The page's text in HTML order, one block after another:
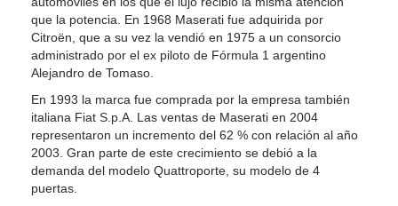
que la potencia. En 1968 Maserati fue adquirida por
Citroën, que a su vez la vendió en 1975 a un consorcio
administrado por el ex piloto de Fórmula 1 argentino
Alejandro de Tomaso.
En 1993 la marca fue comprada por la empresa también
italiana Fiat S.p.A. Las ventas de Maserati en 2004
representaron un incremento del 62 % con relación al año
2003. Gran parte de este crecimiento se debió a la
demanda del modelo Quattroporte, su modelo de 4
puertas.